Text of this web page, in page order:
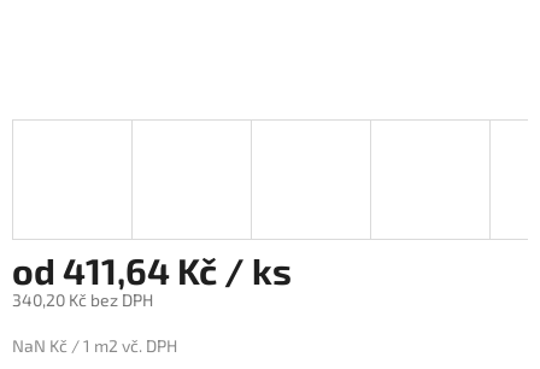
od 411,64 Kč / ks
340,20 Kč bez DPH
cena:
NaN Kč / 1 m2 vč. DPH